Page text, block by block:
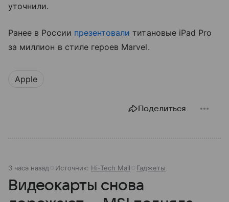
уточнили.
Ранее в России презентовали титановые iPad Pro
за миллион в стиле героев Marvel.
Apple
Поделиться
3 часа назад Источник: Hi-Tech Mail Гаджеты
Видеокарты снова